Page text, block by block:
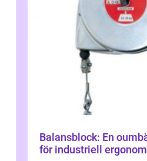
Balansblock: En
för industriell